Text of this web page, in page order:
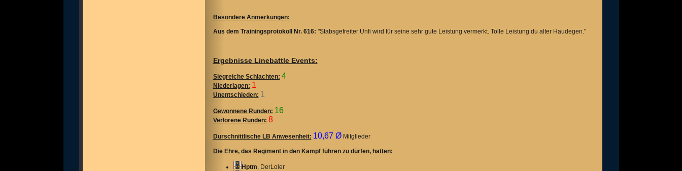
Besondere Anmerkungen:
Aus dem Trainingsprotokoll Nr. 616: "Stabsgefreiter Unfi wird für seine sehr gute Leistung vermerkt. Tolle Leistung du alter Haudegen."
Ergebnisse Linebattle Events:
Siegreiche Schlachten: 4
Niederlagen: 1
Unentschieden: 1
Gewonnene Runden: 16
Verlorene Runden: 8
Durschnittlische LB Anwesenheit: 10,67 ØMitglieder
Die Ehre, das Regiment in den Kampf führen zu dürfen, hatten:
Hptm, DerLoler